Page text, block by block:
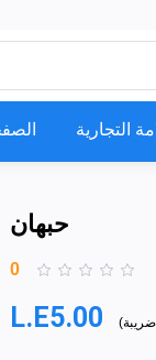
التجارية
حبهان
0
L.E5.00 ( :